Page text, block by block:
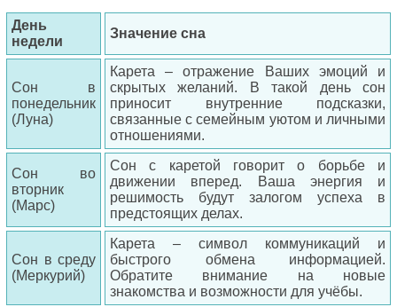
День
недели
Значение сна
Сон в
понедельник
(Луна)
Карета – отражение Ваших эмоций и
скрытых желаний. В такой день сон
приносит внутренние подсказки,
связанные с семейным уютом и личными
отношениями.
Сон во
вторник
(Марс)
Сон с каретой говорит о борьбе и
движении вперед. Ваша энергия и
решимость будут залогом успеха в
предстоящих делах.
Сон в среду
(Меркурий)
Карета – символ коммуникаций и
быстрого обмена информацией.
Обратите внимание на новые
знакомства и возможности для учёбы.